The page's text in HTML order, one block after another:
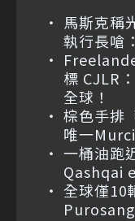
馬斯克稱
執行長嗆
標 CJLR
全球！
棕色手排
唯一
一桶油跑
Qashqai
全球僅10